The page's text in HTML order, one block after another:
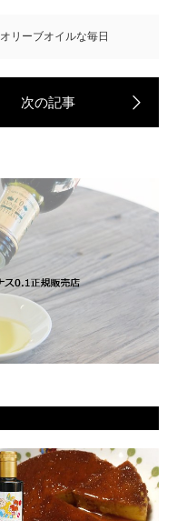
オリーブオイルな毎日